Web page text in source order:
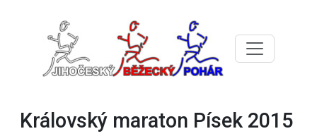
Královský maraton Písek 2015